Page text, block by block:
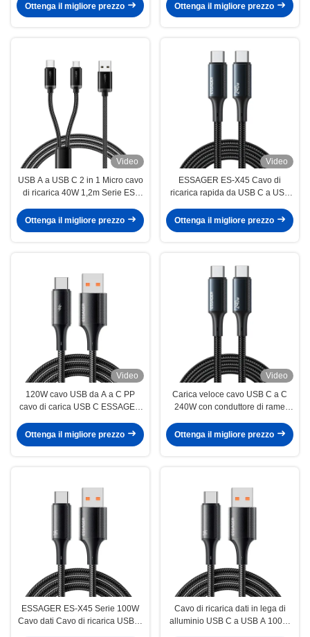
Ottenga il migliore prezzo
Ottenga il migliore prezzo
Video
USB A a USB C 2 in 1 Micro cavo
di ricarica 40W 1,2m Serie ES-
Ottenga il migliore prezzo
Video
ESSAGER ES-X45 Cavo di
ricarica rapida da USB C a USB
intrecciato
Ottenga il migliore prezzo
Video
120W cavo USB da A a C PP
cavo di carica USB C ESSAGER
Ottenga il migliore prezzo
Video
Carica veloce cavo USB C a C
240W con conduttore di rame
Ottenga il migliore prezzo
ESSAGER ES-X45 Serie 100W
Cavo dati Cavo di ricarica USB C
Cavo di ricarica dati in lega di
alluminio USB C a USB A 100W